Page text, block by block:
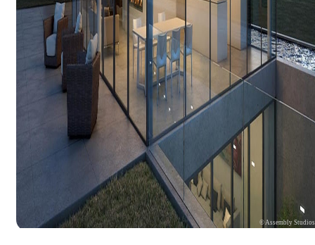
© Assembly Studios